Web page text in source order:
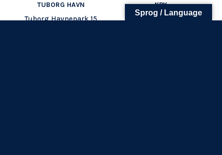
TUBORG HAVN
Tuborg Havnepark 15
KDY
Kongelig Dansk
Sprog / Language